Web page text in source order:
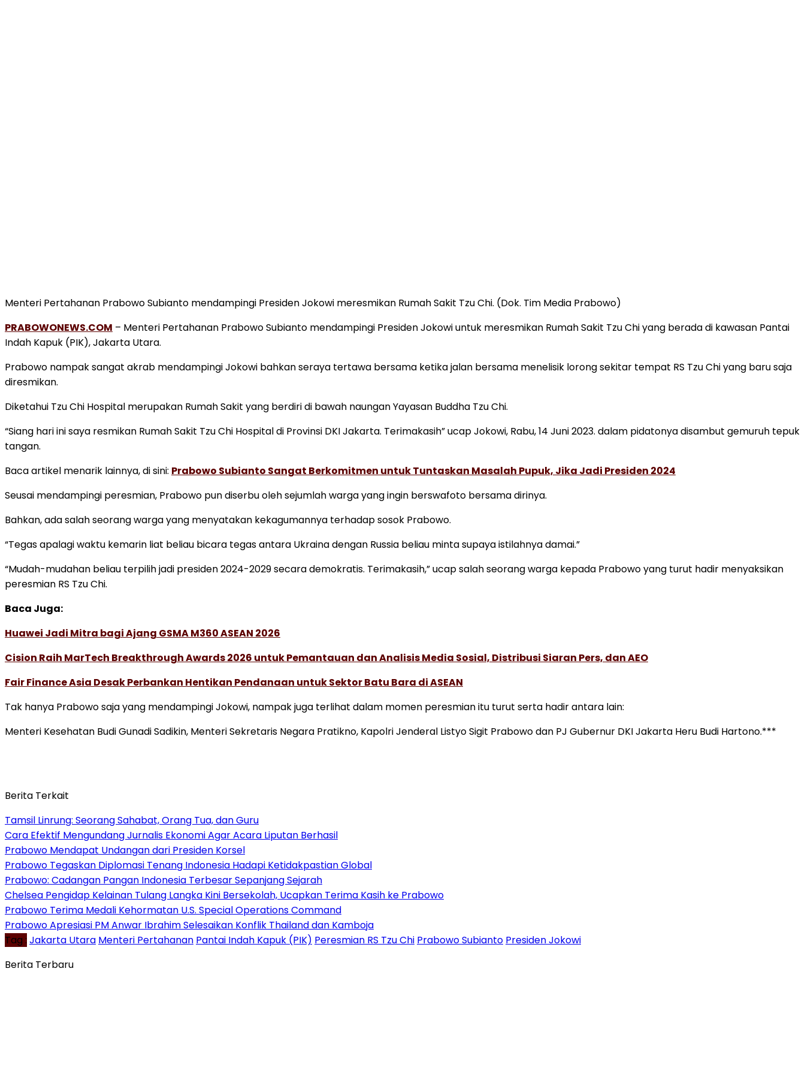
Menteri Pertahanan Prabowo Subianto mendampingi Presiden Jokowi meresmikan Rumah Sakit Tzu Chi. (Dok. Tim Media Prabowo)
PRABOWONEWS.COM – Menteri Pertahanan Prabowo Subianto mendampingi Presiden Jokowi untuk meresmikan Rumah Sakit Tzu Chi yang berada di kawasan Pantai
Indah Kapuk (PIK), Jakarta Utara.
Prabowo nampak sangat akrab mendampingi Jokowi bahkan seraya tertawa bersama ketika jalan bersama menelisik lorong sekitar tempat RS Tzu Chi yang baru saja
diresmikan.
Diketahui Tzu Chi Hospital merupakan Rumah Sakit yang berdiri di bawah naungan Yayasan Buddha Tzu Chi.
“Siang hari ini saya resmikan Rumah Sakit Tzu Chi Hospital di Provinsi DKI Jakarta. Terimakasih” ucap Jokowi, Rabu, 14 Juni 2023. dalam pidatonya disambut gemuruh tepuk
tangan.
Baca artikel menarik lainnya, di sini: Prabowo Subianto Sangat Berkomitmen untuk Tuntaskan Masalah Pupuk, Jika Jadi Presiden 2024
Seusai mendampingi peresmian, Prabowo pun diserbu oleh sejumlah warga yang ingin berswafoto bersama dirinya.
Bahkan, ada salah seorang warga yang menyatakan kekagumannya terhadap sosok Prabowo.
“Tegas apalagi waktu kemarin liat beliau bicara tegas antara Ukraina dengan Russia beliau minta supaya istilahnya damai.”
“Mudah-mudahan beliau terpilih jadi presiden 2024-2029 secara demokratis. Terimakasih,” ucap salah seorang warga kepada Prabowo yang turut hadir menyaksikan
peresmian RS Tzu Chi.
Baca Juga:
Huawei Jadi Mitra bagi Ajang GSMA M360 ASEAN 2026
Cision Raih MarTech Breakthrough Awards 2026 untuk Pemantauan dan Analisis Media Sosial, Distribusi Siaran Pers, dan AEO
Fair Finance Asia Desak Perbankan Hentikan Pendanaan untuk Sektor Batu Bara di ASEAN
Tak hanya Prabowo saja yang mendampingi Jokowi, nampak juga terlihat dalam momen peresmian itu turut serta hadir antara lain:
Menteri Kesehatan Budi Gunadi Sadikin, Menteri Sekretaris Negara Pratikno, Kapolri Jenderal Listyo Sigit Prabowo dan PJ Gubernur DKI Jakarta Heru Budi Hartono.***
Berita Terkait
Tamsil Linrung: Seorang Sahabat, Orang Tua, dan Guru
Cara Efektif Mengundang Jurnalis Ekonomi Agar Acara Liputan Berhasil
Prabowo Mendapat Undangan dari Presiden Korsel
Prabowo Tegaskan Diplomasi Tenang Indonesia Hadapi Ketidakpastian Global
Prabowo: Cadangan Pangan Indonesia Terbesar Sepanjang Sejarah
Chelsea Pengidap Kelainan Tulang Langka Kini Bersekolah, Ucapkan Terima Kasih ke Prabowo
Prabowo Terima Medali Kehormatan U.S. Special Operations Command
Prabowo Apresiasi PM Anwar Ibrahim Selesaikan Konflik Thailand dan Kamboja
Tag : Jakarta Utara Menteri Pertahanan Pantai Indah Kapuk (PIK) Peresmian RS Tzu Chi Prabowo Subianto Presiden Jokowi
Berita Terbaru